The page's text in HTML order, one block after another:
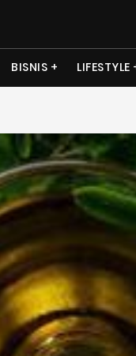
BISNIS LIFESTYLE